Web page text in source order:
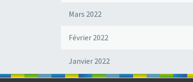
Mars 2022
Février 2022
Janvier 2022